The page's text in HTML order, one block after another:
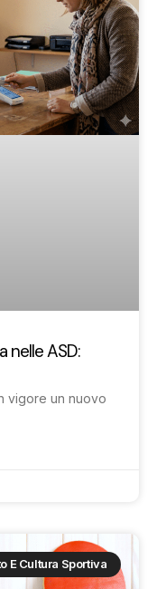
nelle ASD:
vigore un nuovo
E Cultura Sportiva